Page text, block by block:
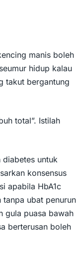
manis boleh
hidup kalau
takut bergantung
total”. Istilah
diabetes untuk
konsensus
apabila HbA1c
ubat penurun
gula puasa bawah
berterusan boleh